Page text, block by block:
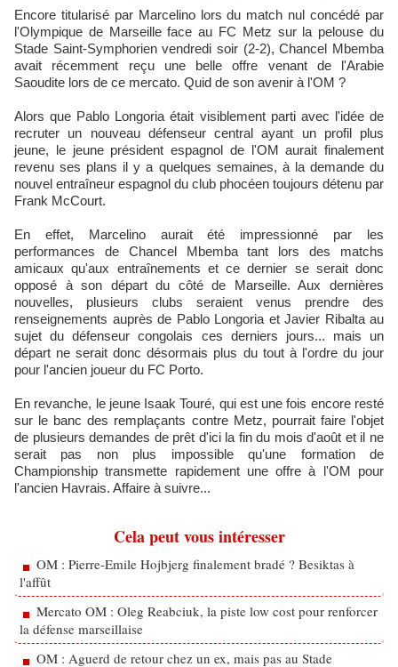
Encore titularisé par Marcelino lors du match nul concédé par
l'Olympique de Marseille face au FC Metz sur la pelouse du
Stade Saint-Symphorien vendredi soir (2-2), Chancel Mbemba
avait récemment reçu une belle offre venant de l'Arabie
Saoudite lors de ce mercato. Quid de son avenir à l'OM ?
Alors que Pablo Longoria était visiblement parti avec l'idée de
recruter un nouveau défenseur central ayant un profil plus
jeune, le jeune président espagnol de l'OM aurait finalement
revenu ses plans il y a quelques semaines, à la demande du
nouvel entraîneur espagnol du club phocéen toujours détenu par
Frank McCourt.
En effet, Marcelino aurait été impressionné par les
performances de Chancel Mbemba tant lors des matchs
amicaux qu'aux entraînements et ce dernier se serait donc
opposé à son départ du côté de Marseille. Aux dernières
nouvelles, plusieurs clubs seraient venus prendre des
renseignements auprès de Pablo Longoria et Javier Ribalta au
sujet du défenseur congolais ces derniers jours... mais un
départ ne serait donc désormais plus du tout à l'ordre du jour
pour l'ancien joueur du FC Porto.
En revanche, le jeune Isaak Touré, qui est une fois encore resté
sur le banc des remplaçants contre Metz, pourrait faire l'objet
de plusieurs demandes de prêt d'ici la fin du mois d'août et il ne
serait pas non plus impossible qu'une formation de
Championship transmette rapidement une offre à l'OM pour
l'ancien Havrais. Affaire à suivre...
Cela peut vous intéresser
OM : Pierre-Emile Hojbjerg finalement bradé ? Besiktas à
l'affût
Mercato OM : Oleg Reabciuk, la piste low cost pour renforcer
la défense marseillaise
OM : Aguerd de retour chez un ex, mais pas au Stade